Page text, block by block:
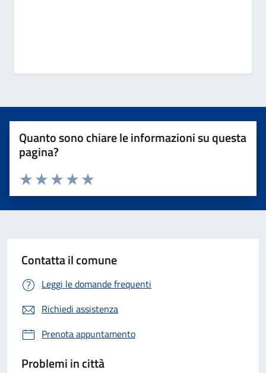
Quanto sono chiare le informazioni su questa
pagina?
Valuta 5 stelle su 5
Valuta 4 stelle su 5
Valuta 3 stelle su 5
Valuta 2 stelle su 5
Valuta 1 stelle su 5
Contatta il comune
Leggi le domande frequenti
Richiedi assistenza
Prenota appuntamento
Problemi in città